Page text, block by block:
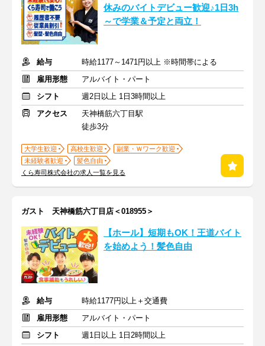
休みのバイトデビュー歓迎♪1日3h
～で学業＆予定と両立！
給与
時給1177～1471円以上 ※時間帯による
雇用形態
アルバイト・パート
シフト
週2日以上 1日3時間以上
アクセス
天神橋筋六丁目駅
徒歩3分
大学生歓迎 高校生歓迎
副業・Ｗワーク歓迎
未経験者歓迎
髪色自由
くら寿司株式会社の求人一覧を見る
ガスト 天神橋筋六丁目店＜018955＞
【ホール】短期もOK！王道バイト
を始めよう！髪色自由
給与
時給1177円以上＋交通費
雇用形態
アルバイト・パート
シフト
週1日以上 1日2時間以上